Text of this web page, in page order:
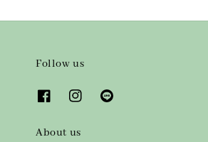
Follow us
About us